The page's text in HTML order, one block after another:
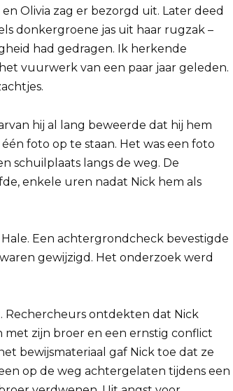
Olivia zag er bezorgd uit. Later deed
donkergroene jas uit haar rugzak –
had gedragen. Ik herkende
vuurwerk van een paar jaar geleden.
hij al lang beweerde dat hij hem
foto op te staan. Het was een foto
schuilplaats langs de weg. De
enkele uren nadat Nick hem als
Een achtergrondcheck bevestigde
gewijzigd. Het onderzoek werd
Rechercheurs ontdekten dat Nick
zijn broer en een ernstig conflict
bewijsmateriaal gaf Nick toe dat ze
op de weg achtergelaten tijdens een